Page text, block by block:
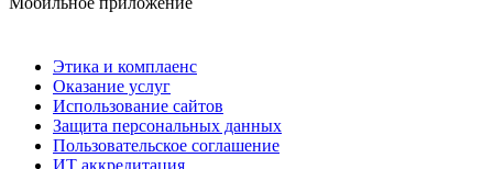
Этика и комплаенс
Оказание услуг
Использование сайтов
Защита персональных данных
Пользовательское соглашение